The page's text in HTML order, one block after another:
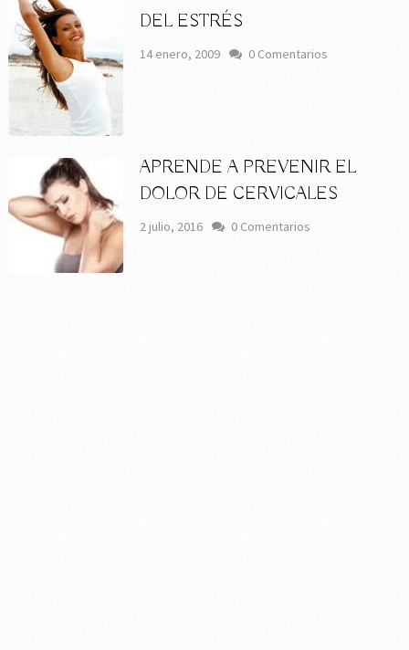
DEL ESTRÉS
14 enero, 2009 0 Comentarios
APRENDE A PREVENIR EL
DOLOR DE CERVICALES
2 julio, 2016 0 Comentarios